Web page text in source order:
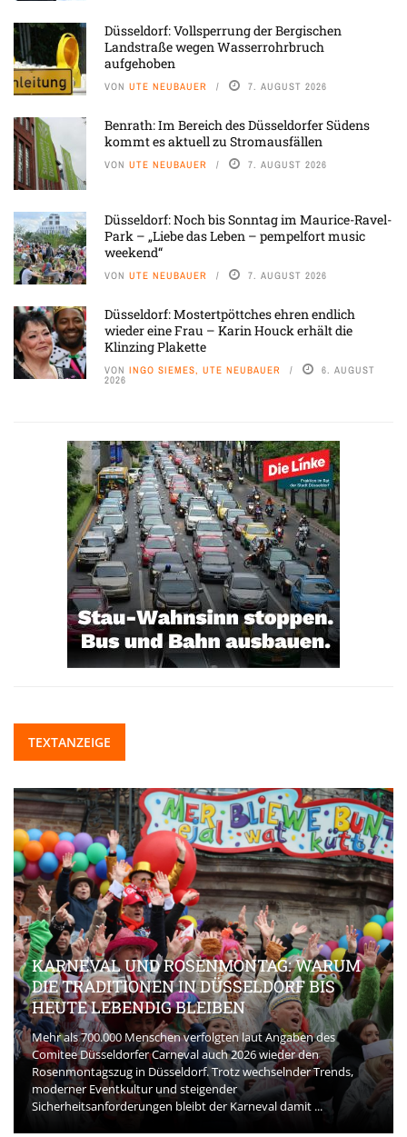
Düsseldorf: Vollsperrung der Bergischen
Landstraße wegen Wasserrohrbruch
aufgehoben
VON UTE NEUBAUER 7. AUGUST 2026
Benrath: Im Bereich des Düsseldorfer Südens
kommt es aktuell zu Stromausfällen
VON UTE NEUBAUER 7. AUGUST 2026
Düsseldorf: Noch bis Sonntag im Maurice-Ravel-
Park – „Liebe das Leben – pempelfort music
weekend“
VON UTE NEUBAUER 7. AUGUST 2026
Düsseldorf: Mostertpöttches ehren endlich
wieder eine Frau – Karin Houck erhält die
Klinzing Plakette
VON INGO SIEMES, UTE NEUBAUER 6. AUGUST
2026
TEXTANZEIGE
KARNEVAL UND ROSENMONTAG: WARUM
DIE TRADITIONEN IN DÜSSELDORF BIS
HEUTE LEBENDIG BLEIBEN
Mehr als 700.000 Menschen verfolgten laut Angaben des
Comitee Düsseldorfer Carneval auch 2026 wieder den
Rosenmontagszug in Düsseldorf. Trotz wechselnder Trends,
moderner Eventkultur und steigender
Sicherheitsanforderungen bleibt der Karneval damit ...